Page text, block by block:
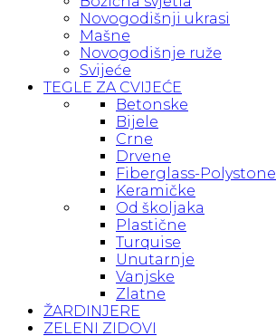
Novogodišnji ukrasi
Mašne
Novogodišnje ruže
Svijeće
TEGLE ZA CVIJEĆE
Betonske
Bijele
Crne
Drvene
Fiberglass-Polystone
Keramičke
Od školjaka
Plastične
Turquise
Unutarnje
Vanjske
Zlatne
ŽARDINJERE
ZELENI ZIDOVI